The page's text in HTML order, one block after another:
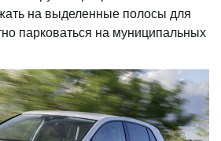
на выделенные полосы для
парковаться на муниципальных